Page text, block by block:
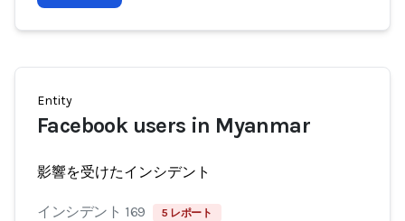
Entity
Facebook users in Myanmar
影響を受けたインシデント
インシデント 169 5 レポート